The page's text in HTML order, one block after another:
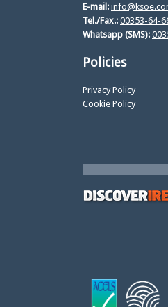
E-mail:
Tel./Fax.: 00353-64-
Whatsapp (SMS):
Policies
Privacy Policy
Cookie Policy